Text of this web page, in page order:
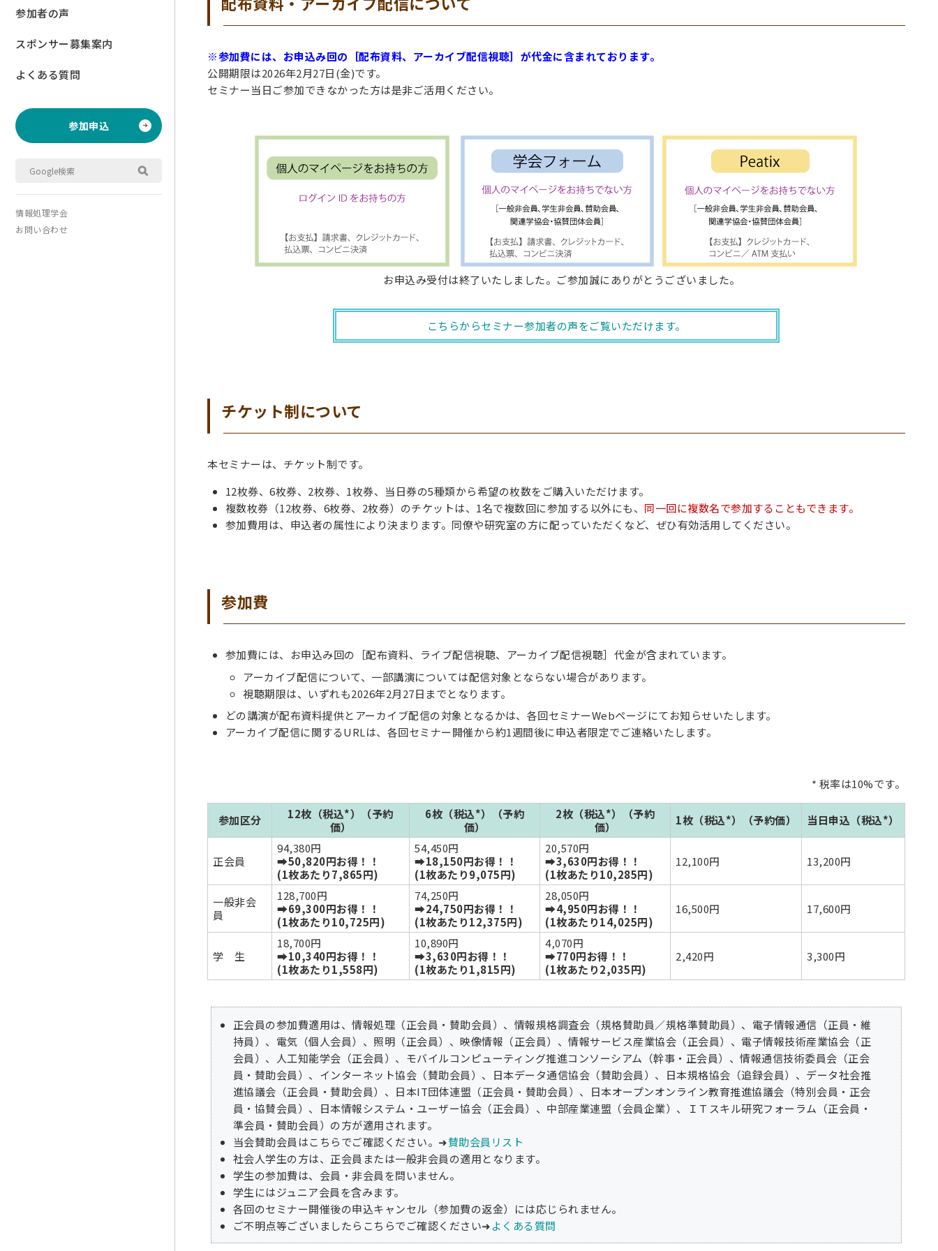
参加者の声
スポンサー募集案内
よくある質問
参加申込
情報処理学会
お問い合わせ
※参加費には、お申込み回の［配布資料、アーカイブ配信視聴］が代金に含まれております。
公開期限は2026年2月27日(金)です。
セミナー当日ご参加できなかった方は是非ご活用ください。
お申込み受付は終了いたしました。ご参加誠にありがとうございました。
こちらからセミナー参加者の声をご覧いただけます。
チケット制について
本セミナーは、チケット制です。
12枚券、6枚券、2枚券、1枚券、当日券の5種類から希望の枚数をご購入いただけます。
複数枚券（12枚券、6枚券、2枚券）のチケットは、1名で複数回に参加する以外にも、 同一回に複数名で参加することもできます。
参加費用は、申込者の属性により決まります。同僚や研究室の方に配っていただくなど、ぜひ有効活用してください。
参加費
参加費には、お申込み回の［配布資料、ライブ配信視聴、アーカイブ配信視聴］代金が含まれています。
アーカイブ配信について、一部講演については配信対象とならない場合があります。
視聴期限は、いずれも2026年2月27日までとなります。
どの講演が配布資料提供とアーカイブ配信の対象となるかは、各回セミナーWebページにてお知らせいたします。
アーカイブ配信に関するURLは、各回セミナー開催から約1週間後に申込者限定でご連絡いたします。
* 税率は10%です。
参加区分
12枚（税込*）（予約
価）
6枚（税込*）（予約
価）
2枚（税込*）（予約
価）
1枚（税込*）（予約価） 当日申込（税込*）
正会員
94,380円
➡50,820円お得！！
(1枚あたり7,865円)
54,450円
➡18,150円お得！！
(1枚あたり9,075円)
20,570円
➡3,630円お得！！
(1枚あたり10,285円)
12,100円 13,200円
一般非会
員
128,700円
➡69,300円お得！！
(1枚あたり10,725円)
74,250円
➡24,750円お得！！
(1枚あたり12,375円)
28,050円
➡4,950円お得！！
(1枚あたり14,025円)
16,500円 17,600円
学 生
18,700円
➡10,340円お得！！
(1枚あたり1,558円)
10,890円
➡3,630円お得！！
(1枚あたり1,815円)
4,070円
➡770円お得！！
(1枚あたり2,035円)
2,420円 3,300円
正会員の参加費適用は、情報処理（正会員・賛助会員）、情報規格調査会（規格賛助員／規格準賛助員）、電子情報通信（正員・維
持員）、電気（個人会員）、照明（正会員）、映像情報（正会員）、情報サービス産業協会（正会員）、電子情報技術産業協会（正
会員）、人工知能学会（正会員）、モバイルコンピューティング推進コンソーシアム（幹事・正会員）、情報通信技術委員会（正会
員・賛助会員）、インターネット協会（賛助会員）、日本データ通信協会（賛助会員）、日本規格協会（追録会員）、データ社会推
進協議会（正会員・賛助会員）、日本IT団体連盟（正会員・賛助会員）、日本オープンオンライン教育推進協議会（特別会員・正会
員・協賛会員）、日本情報システム・ユーザー協会（正会員）、中部産業連盟（会員企業）、ＩＴスキル研究フォーラム（正会員・
準会員・賛助会員）の方が適用されます。
当会賛助会員はこちらでご確認ください。➜賛助会員リスト
社会人学生の方は、正会員または一般非会員の適用となります。
学生の参加費は、会員・非会員を問いません。
学生にはジュニア会員を含みます。
各回のセミナー開催後の申込キャンセル（参加費の返金）には応じられません。
ご不明点等ございましたらこちらでご確認ください➜よくある質問